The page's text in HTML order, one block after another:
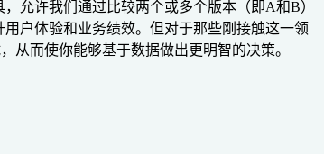
允许我们通过比较两个或多个版本（即A和B）
户体验和业务绩效。但对于那些刚接触这一领
从而使你能够基于数据做出更明智的决策。